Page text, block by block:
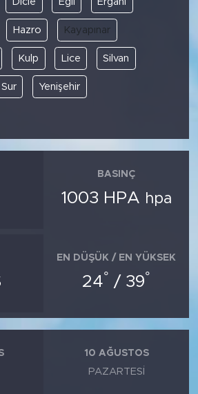
Hazro Kayapınar
Kulp Lice Silvan
Sur Yenişehir
BASINÇ
1003 HPA hpa
EN DÜŞÜK / EN YÜKSEK
24° / 39°
10 AĞUSTOS
PAZARTESI